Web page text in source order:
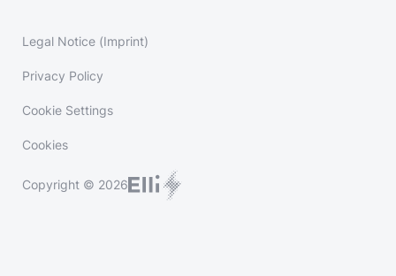
Legal Notice (Imprint)
Privacy Policy
Cookie Settings
Cookies
Copyright © 2026